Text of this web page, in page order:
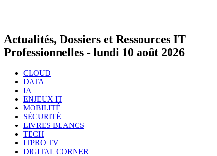
Actualités, Dossiers et Ressources IT
Professionnelles - lundi 10 août 2026
CLOUD
DATA
IA
ENJEUX IT
MOBILITÉ
SÉCURITÉ
LIVRES BLANCS
TECH
ITPRO TV
DIGITAL CORNER